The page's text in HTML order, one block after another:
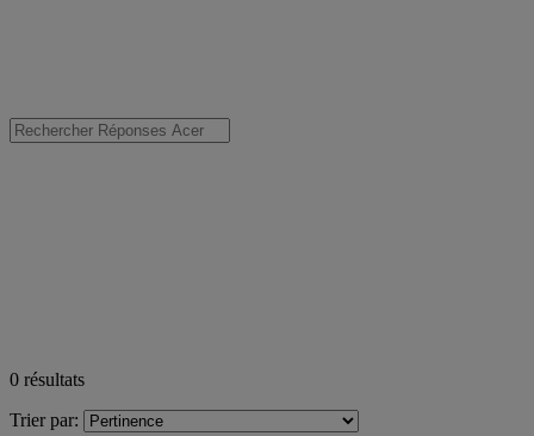
0 résultats
Trier par: